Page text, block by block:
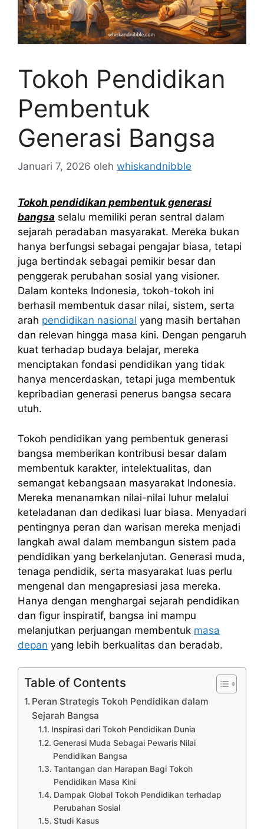
Tokoh Pendidikan
Pembentuk
Generasi Bangsa
Januari 7, 2026 oleh whiskandnibble
Tokoh pendidikan pembentuk generasi
bangsa selalu memiliki peran sentral dalam
sejarah peradaban masyarakat. Mereka bukan
hanya berfungsi sebagai pengajar biasa, tetapi
juga bertindak sebagai pemikir besar dan
penggerak perubahan sosial yang visioner.
Dalam konteks Indonesia, tokoh-tokoh ini
berhasil membentuk dasar nilai, sistem, serta
arah pendidikan nasional yang masih bertahan
dan relevan hingga masa kini. Dengan pengaruh
kuat terhadap budaya belajar, mereka
menciptakan fondasi pendidikan yang tidak
hanya mencerdaskan, tetapi juga membentuk
kepribadian generasi penerus bangsa secara
utuh.
Tokoh pendidikan yang pembentuk generasi
bangsa memberikan kontribusi besar dalam
membentuk karakter, intelektualitas, dan
semangat kebangsaan masyarakat Indonesia.
Mereka menanamkan nilai-nilai luhur melalui
keteladanan dan dedikasi luar biasa. Menyadari
pentingnya peran dan warisan mereka menjadi
langkah awal dalam membangun sistem pada
pendidikan yang berkelanjutan. Generasi muda,
tenaga pendidik, serta masyarakat luas perlu
mengenal dan mengapresiasi jasa mereka.
Hanya dengan menghargai sejarah pendidikan
dan figur inspiratif, bangsa ini mampu
melanjutkan perjuangan membentuk masa
depan yang lebih berkualitas dan beradab.
Table of Contents
Peran Strategis Tokoh Pendidikan dalam
Sejarah Bangsa
Inspirasi dari Tokoh Pendidikan Dunia
Generasi Muda Sebagai Pewaris Nilai
Pendidikan Bangsa
Tantangan dan Harapan Bagi Tokoh
Pendidikan Masa Kini
Dampak Global Tokoh Pendidikan terhadap
Perubahan Sosial
Studi Kasus